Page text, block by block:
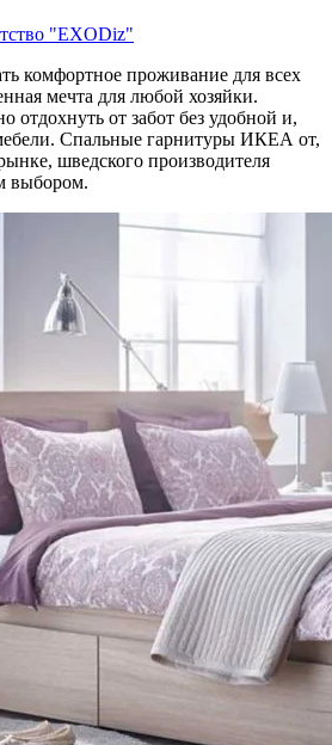
"EXODiz"
комфортное проживание для всех
мечта для любой хозяйки.
отдохнуть от забот без удобной и,
Спальные гарнитуры ИКЕА от,
шведского производителя
выбором.